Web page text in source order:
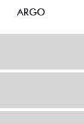
ARGO